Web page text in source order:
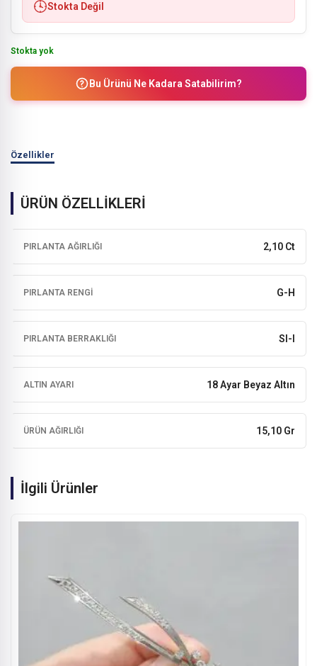
Stokta Değil
Stokta yok
Bu Ürünü Ne Kadara Satabilirim?
Özellikler
ÜRÜN ÖZELLİKLERİ
PIRLANTA AĞIRLIĞI 2,10 Ct
PIRLANTA RENGI G-H
PIRLANTA BERRAKLIĞI SI-I
ALTIN AYARI 18 Ayar Beyaz Altın
ÜRÜN AĞIRLIĞI 15,10 Gr
İlgili Ürünler